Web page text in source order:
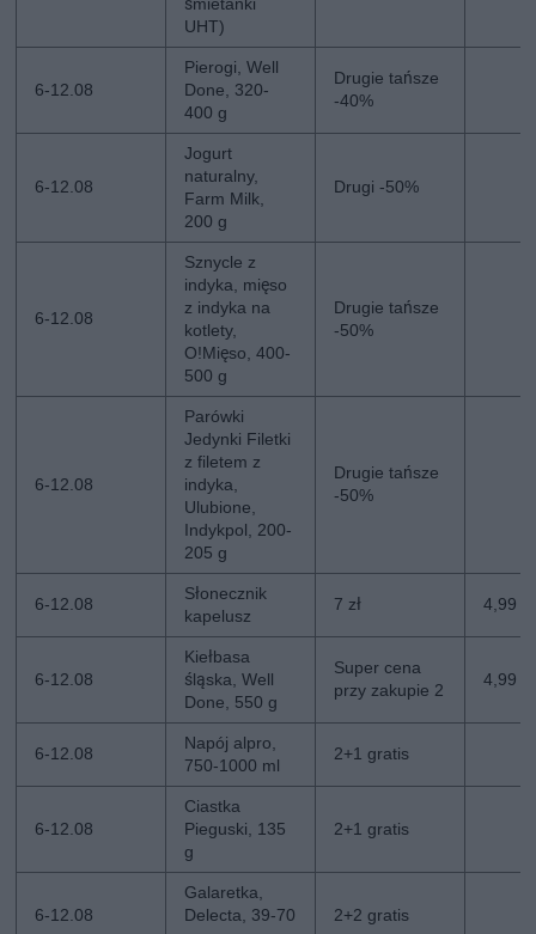
UHT)
6-12.08
Pierogi, Well
Done, 320-
400 g
Drugie tańsze
-40%
6-12.08
Jogurt
naturalny,
Farm Milk,
200 g
Drugi -50%
6-12.08
Sznycle z
indyka, mięso
z indyka na
kotlety,
O!Mięso, 400-
500 g
Drugie tańsze
-50%
6-12.08
Parówki
Jedynki Filetki
z filetem z
indyka,
Ulubione,
Indykpol, 200-
205 g
Drugie tańsze
-50%
6-12.08
Słonecznik
kapelusz
7 zł 4,99
6-12.08
Kiełbasa
śląska, Well
Done, 550 g
Super cena
przy zakupie 2
4,99
6-12.08
Napój alpro,
750-1000 ml
2+1 gratis
6-12.08
Ciastka
Pieguski, 135
g
2+1 gratis
6-12.08
Galaretka,
Delecta, 39-70
2+2 gratis